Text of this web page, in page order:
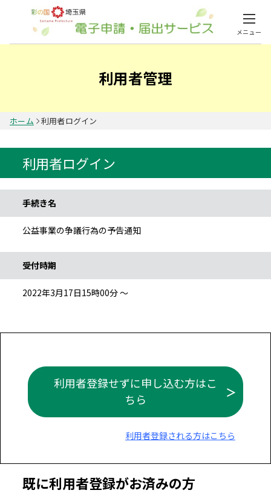
メニュー
利用者管理
ホーム 利用者ログイン
利用者ログイン
手続き名
公益事業の争議行為の予告通知
受付時期
2022年3月17日15時00分 ～
利用者登録せずに申し込む方はこ
ちら
利用者登録される方はこちら
既に利用者登録がお済みの方